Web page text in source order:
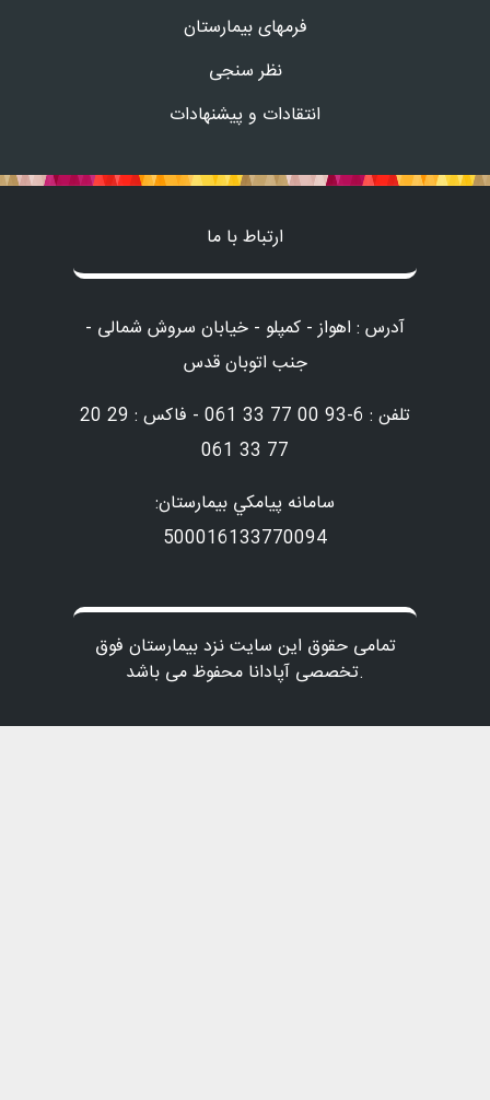
فرمهای بیمارستان
نظر سنجی
انتقادات و پیشنهادات
ارتباط با ما
آدرس : اهواز - کمپلو - خیابان سروش شمالی -
جنب اتوبان قدس
تلفن : 6-93 00 77 33 061 - فاکس : 29 20
77 33 061
سامانه پيامكي بيمارستان:
500016133770094
تمامی حقوق این سایت نزد بیمارستان فوق
تخصصی آپادانا محفوظ می باشد.